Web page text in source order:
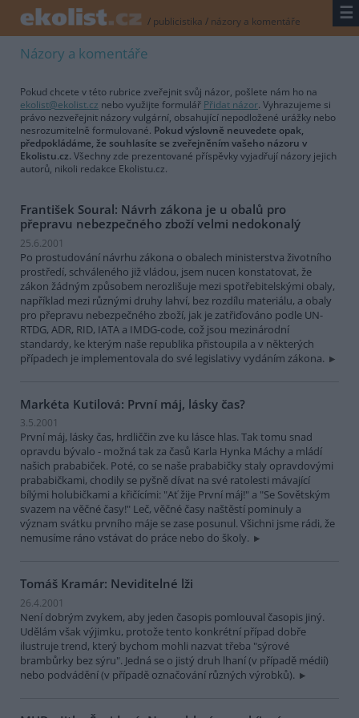
/ publicistika / názory a komentáře ☰
Názory a komentáře
Pokud chcete v této rubrice zveřejnit svůj názor, pošlete nám ho na
ekolist@ekolist.cz nebo využijte formulář Přidat názor. Vyhrazujeme si
právo nezveřejnit názory vulgární, obsahující nepodložené urážky nebo
nesrozumitelně formulované. Pokud výslovně neuvedete opak,
předpokládáme, že souhlasíte se zveřejněním vašeho názoru v
Ekolistu.cz. Všechny zde prezentované příspěvky vyjadřují názory jejich
autorů, nikoli redakce Ekolistu.cz.
František Soural: Návrh zákona je u obalů pro
přepravu nebezpečného zboží velmi nedokonalý
25.6.2001
Po prostudování návrhu zákona o obalech ministerstva životního
prostředí, schváleného již vládou, jsem nucen konstatovat, že
zákon žádným způsobem nerozlišuje mezi spotřebitelskými obaly,
například mezi různými druhy lahví, bez rozdílu materiálu, a obaly
pro přepravu nebezpečného zboží, jak je zatřiďováno podle UN-
RTDG, ADR, RID, IATA a IMDG-code, což jsou mezinárodní
standardy, ke kterým naše republika přistoupila a v některých
případech je implementovala do své legislativy vydáním zákona.
Markéta Kutilová: První máj, lásky čas?
3.5.2001
První máj, lásky čas, hrdliččin zve ku lásce hlas. Tak tomu snad
opravdu bývalo - možná tak za časů Karla Hynka Máchy a mládí
našich prababiček. Poté, co se naše prababičky staly opravdovými
prababičkami, chodily se pyšně dívat na své ratolesti mávající
bílými holubičkami a křičícími: "Ať žije První máj!" a "Se Sovětským
svazem na věčné časy!" Leč, věčné časy naštěstí pominuly a
význam svátku prvního máje se zase posunul. Všichni jsme rádi, že
nemusíme ráno vstávat do práce nebo do školy.
Tomáš Kramár: Neviditelné lži
26.4.2001
Není dobrým zvykem, aby jeden časopis pomlouval časopis jiný.
Udělám však výjimku, protože tento konkrétní případ dobře
ilustruje trend, který bychom mohli nazvat třeba "sýrové
brambůrky bez sýru". Jedná se o jistý druh lhaní (v případě médií)
nebo podvádění (v případě označování různých výrobků).